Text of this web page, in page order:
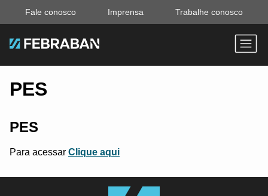
Fale conosco Imprensa Trabalhe conosco
PES
PES
Para acessar Clique aqui